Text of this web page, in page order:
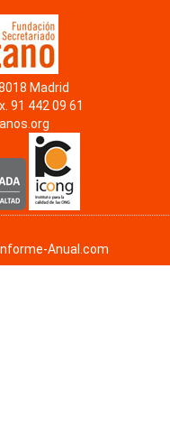
Madrid
91 442 09 61
Informe-Anual.com